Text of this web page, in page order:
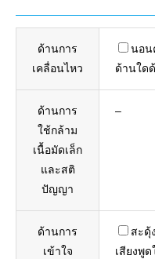
ด้านการ
เคลื่อนไหว
นอน
ด้านใด
ด้านการ
ใช้กล้าม
เนื้อมัดเล็ก
และสติ
ปัญญา
–
ด้านการ
เข้าใจ
สะดุ้
เสียงพู